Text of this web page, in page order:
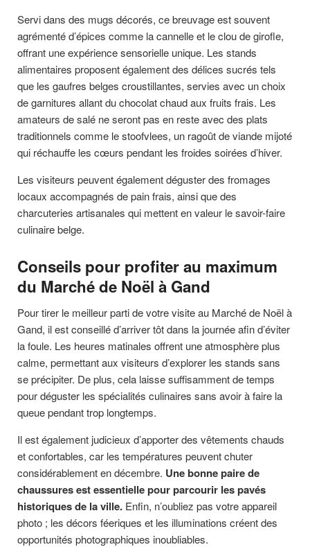
Servi dans des mugs décorés, ce breuvage est souvent
agrémenté d’épices comme la cannelle et le clou de girofle,
offrant une expérience sensorielle unique. Les stands
alimentaires proposent également des délices sucrés tels
que les gaufres belges croustillantes, servies avec un choix
de garnitures allant du chocolat chaud aux fruits frais. Les
amateurs de salé ne seront pas en reste avec des plats
traditionnels comme le stoofvlees, un ragoût de viande mijoté
qui réchauffe les cœurs pendant les froides soirées d’hiver.
Les visiteurs peuvent également déguster des fromages
locaux accompagnés de pain frais, ainsi que des
charcuteries artisanales qui mettent en valeur le savoir-faire
culinaire belge.
Conseils pour profiter au maximum
du Marché de Noël à Gand
Pour tirer le meilleur parti de votre visite au Marché de Noël à
Gand, il est conseillé d’arriver tôt dans la journée afin d’éviter
la foule. Les heures matinales offrent une atmosphère plus
calme, permettant aux visiteurs d’explorer les stands sans
se précipiter. De plus, cela laisse suffisamment de temps
pour déguster les spécialités culinaires sans avoir à faire la
queue pendant trop longtemps.
Il est également judicieux d’apporter des vêtements chauds
et confortables, car les températures peuvent chuter
considérablement en décembre. Une bonne paire de
chaussures est essentielle pour parcourir les pavés
historiques de la ville. Enfin, n’oubliez pas votre appareil
photo ; les décors féeriques et les illuminations créent des
opportunités photographiques inoubliables.